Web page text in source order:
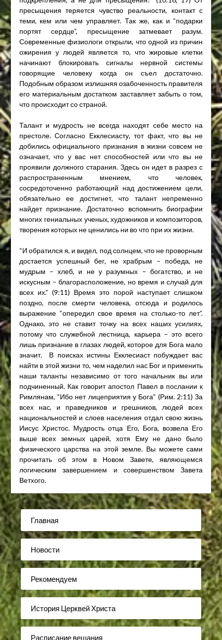
пресыщения теряется чувство реальности, контакт с
теми, кем или чем управляет. Так же, как и “подарки
портят сердце”, пресыщение затмевает разум.
Современные физиологи открыли, что одной из причин
ожирения у людей является то, что жировые клетки
начинают блокировать сигналы нервной системы
говорящие человеку когда он съел достаточно.
Подобным образом излишняя озабоченность правителя
его материальным достатком заставляет забыть о том,
что происходит со страной.
Талант и мудрость не всегда находят себе место на
престоле. Согласно Екклесиасту, тот факт, что вы не
добились официального признания в жизни совсем не
означает, что у вас нет способностей или что вы не
проявили должного старания. Здесь он идет в разрез с
распространенным мнением, что человек,
сосредоточенно работающий над достижением цели,
обязательно ее достигнет, что талант непременно
найдет признание. Достаточно вспомнить биографии
многих гениальных ученых, художников и композиторов,
творения которых не ценились ни во что при их жизни.
“И обратился я, и видел, под солнцем, что не проворным
достается успешный бег, не храбрым – победа, не
мудрым – хлеб, и не у разумных – богатство, и не
искусным – благорасположение, но время и случай для
всех их.” (9:11) Время это порой наступает слишком
поздно, после смерти человека, отсюда и родилось
выражение “опередил свое время на столько-то лет”.
Однако, это не ставит точку на всех наших усилиях,
потому что служебной лестница, карьера – это всего
лишь признание в глазах людей, которое для Бога мало
значит. В поисках истины Екклесиаст побуждает вас
найти в этой жизни то, чем наделил нас Бог и применить
наши таланты независимо от того начальник вы или
подчиненный. Как говорит апостол Павел в послании к
Римлянам, “Ибо нет лицеприятия у Бога” (Рим. 2:11) За
всех нас, и праведников и грешников, людей всех
национальностей и слоев населения отдал свою жизнь
Иисус Христос. Мудрость отца Его, Бога, возвела Его
выше всех земных царей, хотя Ему не дано было
физического царства на этой земле. Вы можете сами
прочитать об этом в Новом Завете, являющемся
логическим завершением и совершенством Завета
Ветхого.
Главная
Новости
Рекомендуем
История Церквей Христа
Расписание вещания